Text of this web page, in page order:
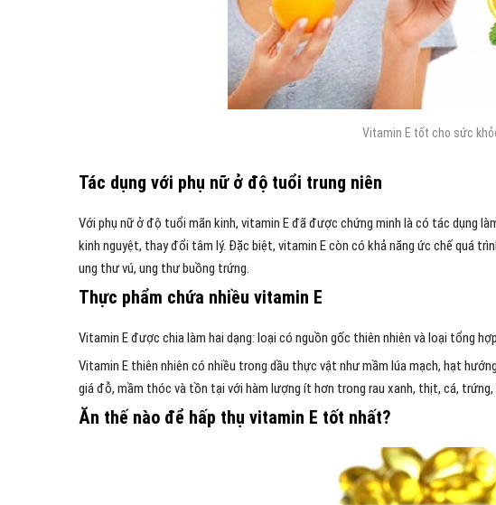
Vitamin E tốt cho sức
Tác dụng với phụ nữ ở độ tuổi trung niên
Với phụ nữ ở độ tuổi mãn kinh, vitamin E đã được chứng minh là có tác dụng
kinh nguyệt, thay đổi tâm lý. Đặc biệt, vitamin E còn có khả năng ức chế quá
ung thư vú, ung thư buồng trứng.
Thực phẩm chứa nhiều vitamin E
Vitamin E được chia làm hai dạng: loại có nguồn gốc thiên nhiên và loại tổng
Vitamin E thiên nhiên có nhiều trong dầu thực vật như mầm lúa mạch, hạt
giá đỗ, mầm thóc và tồn tại với hàm lượng ít hơn trong rau xanh, thịt, cá, trứng,
Ăn thế nào để hấp thụ vitamin E tốt nhất?